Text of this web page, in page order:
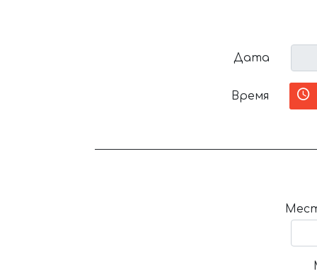
Дата
Время